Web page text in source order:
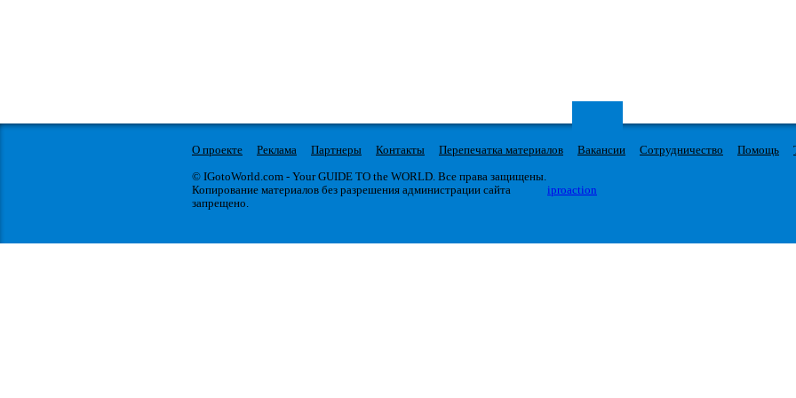
О проекте Реклама Партнеры Контакты Перепечатка материалов Вакансии Сотрудничество Помощь
© IGotoWorld.com - Your GUIDE TO the WORLD. Все права защищены.
Копирование материалов без разрешения администрации сайта
запрещено.
iproaction